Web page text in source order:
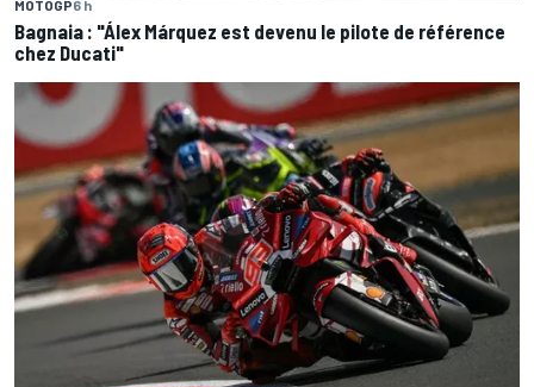
MOTOGP6 h
Bagnaia : "Álex Márquez est devenu le pilote de référence
chez Ducati"